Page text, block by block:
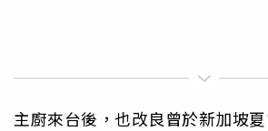
主廚來台後，也改良曾於新加坡